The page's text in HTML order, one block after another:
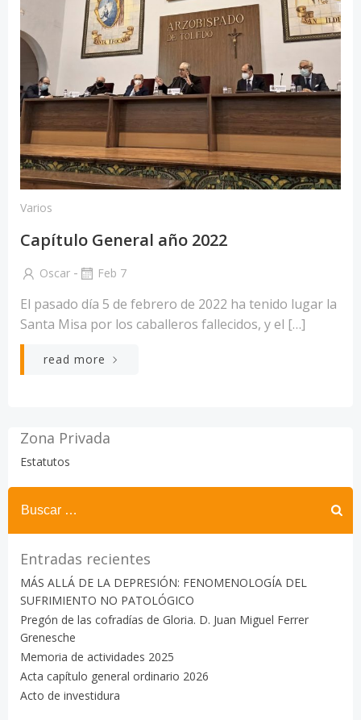
Varios
Capítulo General año 2022
Oscar - Feb 7
El pasado día 5 de febrero de 2022 ha tenido lugar la
Santa Misa por los caballeros fallecidos, y el […]
read more
Zona Privada
Estatutos
Buscar:
Entradas recientes
MÁS ALLÁ DE LA DEPRESIÓN: FENOMENOLOGÍA DEL
SUFRIMIENTO NO PATOLÓGICO
Pregón de las cofradías de Gloria. D. Juan Miguel Ferrer
Grenesche
Memoria de actividades 2025
Acta capítulo general ordinario 2026
Acto de investidura